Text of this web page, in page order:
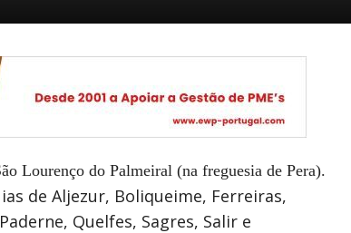
Lourenço do Palmeiral (na freguesia de Pera).
de Aljezur, Boliqueime, Ferreiras,
Quelfes, Sagres, Salir e